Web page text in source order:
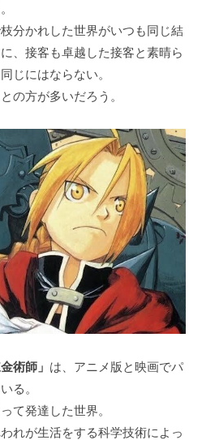
分かれした世界がいつも同じ結
、接客も卓越した接客と素晴ら
じにはならない。
の方が多いだろう。
術師」 は、アニメ版と映画でパ
る。
て発達した世界。
れが生活をする科学技術によっ